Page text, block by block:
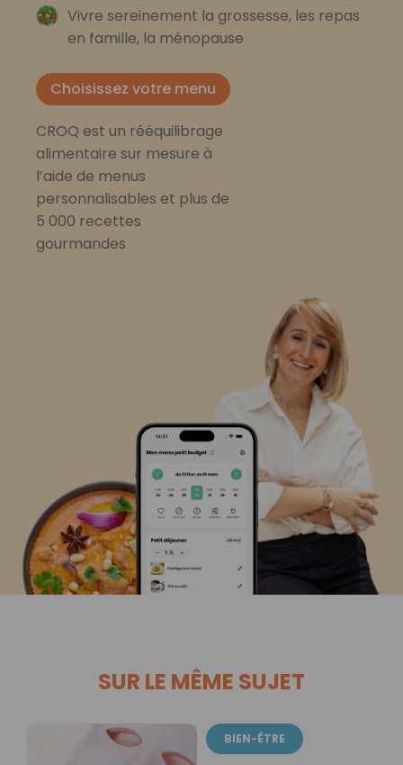
Vivre sereinement la grossesse, les repas
en famille, la ménopause
Choisissez votre menu
CROQ est un rééquilibrage
alimentaire sur mesure à
l’aide de menus
personnalisables et plus de
5 000 recettes
gourmandes
SUR LE MÊME SUJET
BIEN-ÊTRE